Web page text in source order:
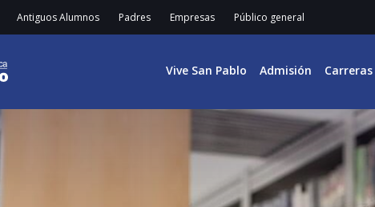
Antiguos Alumnos Padres Empresas Público general
Vive San Pablo Admisión Carreras